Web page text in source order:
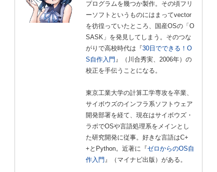
プログラムを幾つか製作。その頃フリ
ーソフトというものにはまってvector
を彷徨っていたところ、国産OSの「O
SASK」を発見してしまう。そのつな
がりで高校時代は『30日でできる！O
S自作入門 』（川合秀実、2006年）の
校正を手伝うことになる。
東京工業大学の計算工学専攻を卒業、
サイボウズのインフラ系ソフトウェア
開発部署を経て、現在はサイボウズ・
ラボでOSや言語処理系をメインとし
た研究開発に従事。好きな言語はC+
+とPython。近著に『ゼロからのOS自
作入門 』（マイナビ出版）がある。